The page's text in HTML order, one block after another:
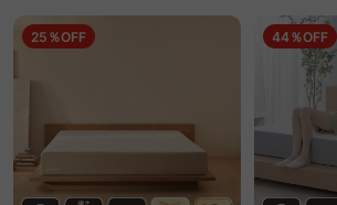
25％OFF 44％OFF